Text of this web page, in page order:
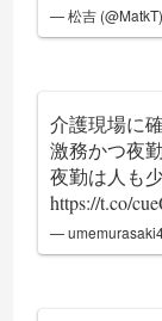
— 松吉
介護現場に
激務かつ夜
夜勤は人も
https://t.co/
—